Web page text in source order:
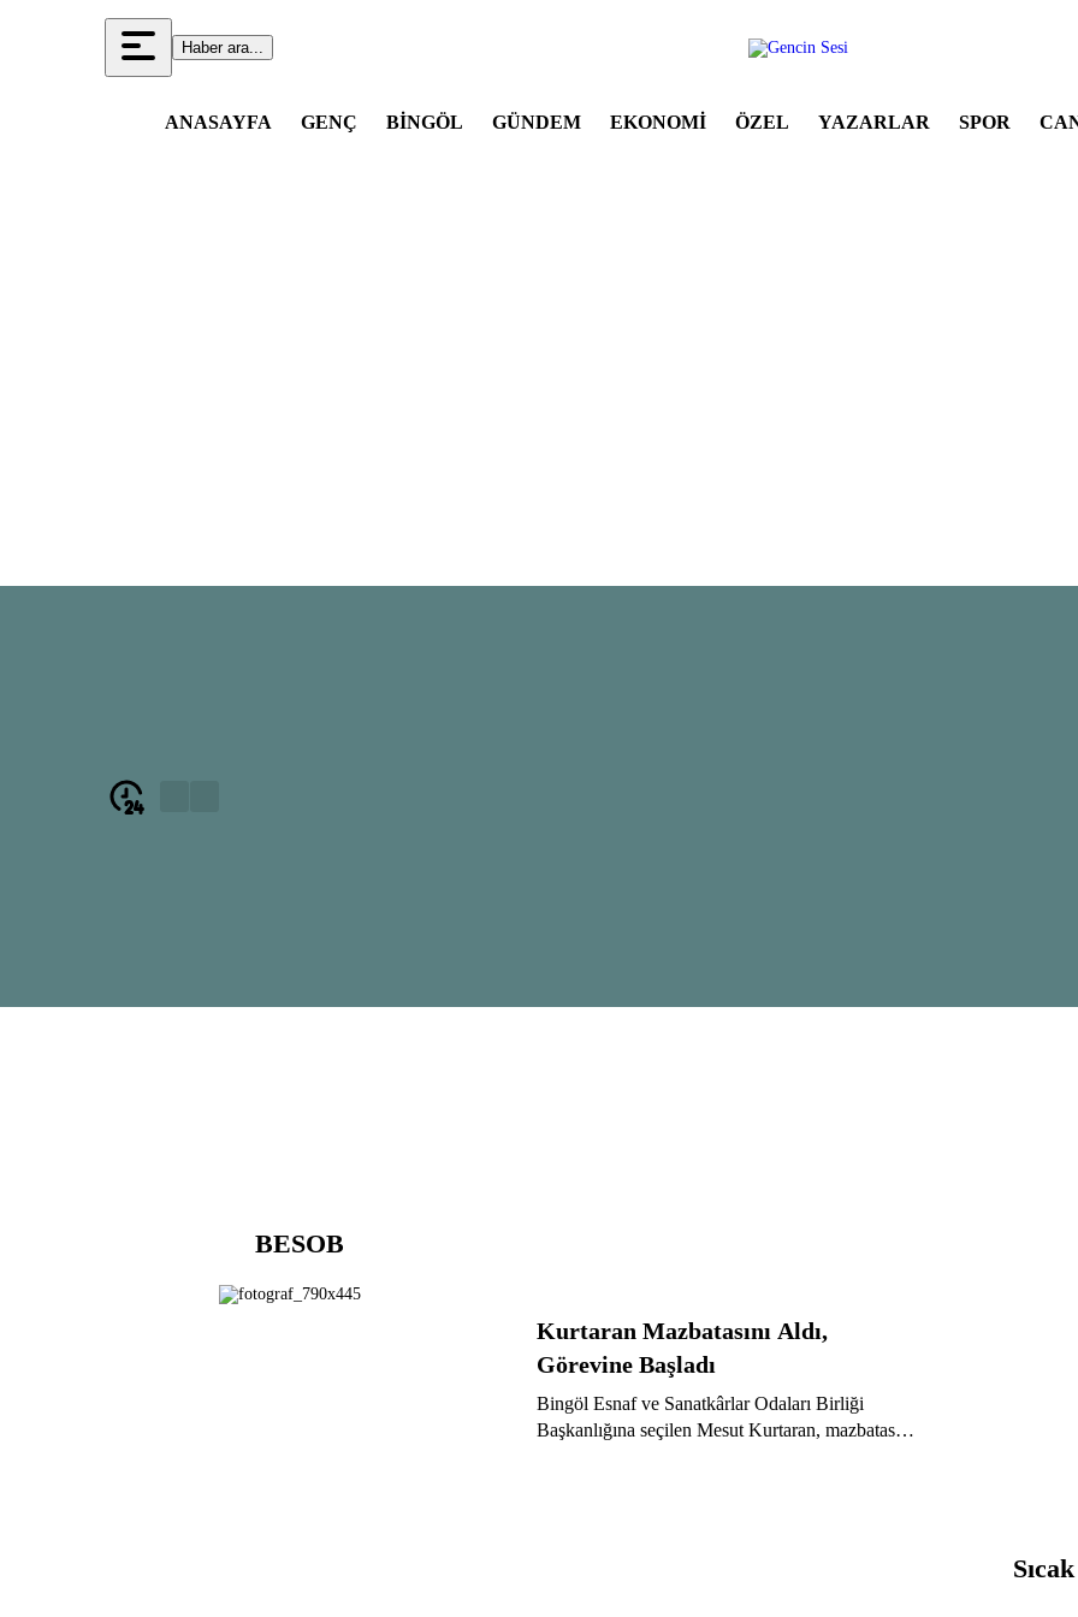
Haber ara...
ANASAYFA GENÇ BİNGÖL GÜNDEM EKONOMİ ÖZEL YAZARLAR SPOR
BESOB
Kurtaran Mazbatasını Aldı,
Görevine Başladı
Bingöl Esnaf ve Sanatkârlar Odaları Birliği
Başkanlığına seçilen Mesut Kurtaran, mazbatasını